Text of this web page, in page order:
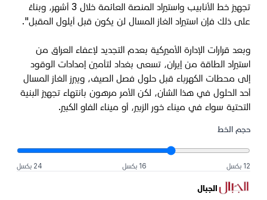
تجهيز خط الأنابيب واستيراد المنصة العائمة خلال 3 أشهر، وبناءً
على ذلك فإن استيراد الغاز المسال لن يكون قبل أيلول المقبل".
وبعد قرارات الإدارة الأميركية بعدم التجديد لإعفاء العراق من
استيراد الطاقة من إيران، تسعى بغداد لتأمين إمدادات الوقود
إلى محطات الكهرباء قبل حلول فصل الصيف، ويبرز الغاز المسال
أحد الحلول في هذا الشأن، لكن الأمر مرهون بانتهاء تجهيز البنية
التحتية سواء في ميناء خور الزبير، أو ميناء الفاو الكبير.
حجم الخط
12 بكسل 16 بكسل 24 بكسل
الجبال